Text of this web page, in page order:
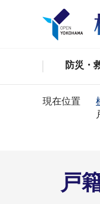
防災・
現在位置
戸